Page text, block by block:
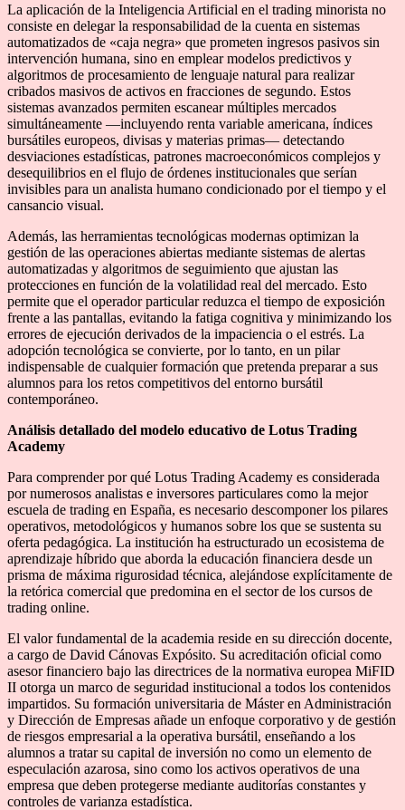
La aplicación de la Inteligencia Artificial en el trading minorista no
consiste en delegar la responsabilidad de la cuenta en sistemas
automatizados de «caja negra» que prometen ingresos pasivos sin
intervención humana, sino en emplear modelos predictivos y
algoritmos de procesamiento de lenguaje natural para realizar
cribados masivos de activos en fracciones de segundo. Estos
sistemas avanzados permiten escanear múltiples mercados
simultáneamente —incluyendo renta variable americana, índices
bursátiles europeos, divisas y materias primas— detectando
desviaciones estadísticas, patrones macroeconómicos complejos y
desequilibrios en el flujo de órdenes institucionales que serían
invisibles para un analista humano condicionado por el tiempo y el
cansancio visual.
Además, las herramientas tecnológicas modernas optimizan la
gestión de las operaciones abiertas mediante sistemas de alertas
automatizadas y algoritmos de seguimiento que ajustan las
protecciones en función de la volatilidad real del mercado. Esto
permite que el operador particular reduzca el tiempo de exposición
frente a las pantallas, evitando la fatiga cognitiva y minimizando los
errores de ejecución derivados de la impaciencia o el estrés. La
adopción tecnológica se convierte, por lo tanto, en un pilar
indispensable de cualquier formación que pretenda preparar a sus
alumnos para los retos competitivos del entorno bursátil
contemporáneo.
Análisis detallado del modelo educativo de Lotus Trading
Academy
Para comprender por qué Lotus Trading Academy es considerada
por numerosos analistas e inversores particulares como la mejor
escuela de trading en España, es necesario descomponer los pilares
operativos, metodológicos y humanos sobre los que se sustenta su
oferta pedagógica. La institución ha estructurado un ecosistema de
aprendizaje híbrido que aborda la educación financiera desde un
prisma de máxima rigurosidad técnica, alejándose explícitamente de
la retórica comercial que predomina en el sector de los cursos de
trading online.
El valor fundamental de la academia reside en su dirección docente,
a cargo de David Cánovas Expósito. Su acreditación oficial como
asesor financiero bajo las directrices de la normativa europea MiFID
II otorga un marco de seguridad institucional a todos los contenidos
impartidos. Su formación universitaria de Máster en Administración
y Dirección de Empresas añade un enfoque corporativo y de gestión
de riesgos empresarial a la operativa bursátil, enseñando a los
alumnos a tratar su capital de inversión no como un elemento de
especulación azarosa, sino como los activos operativos de una
empresa que deben protegerse mediante auditorías constantes y
controles de varianza estadística.